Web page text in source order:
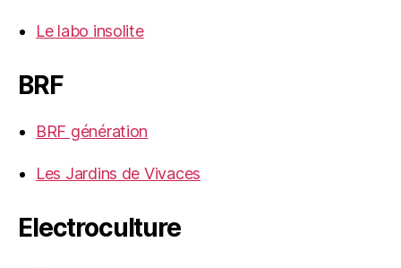
Le labo insolite
BRF
BRF génération
Les Jardins de Vivaces
Electroculture